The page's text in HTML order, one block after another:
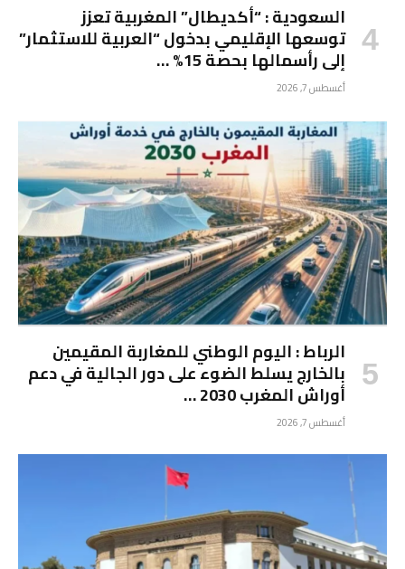
السعودية : “أكديطال” المغربية تعزز
توسعها الإقليمي بدخول “العربية للاستثمار”
إلى رأسمالها بحصة 15% …
أغسطس 7, 2026
الرباط : اليوم الوطني للمغاربة المقيمين
بالخارج يسلط الضوء على دور الجالية في دعم
أوراش المغرب 2030 …
أغسطس 7, 2026